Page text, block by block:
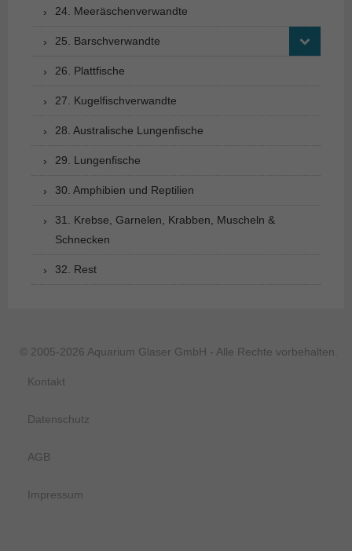
24. Meeräschenverwandte
25. Barschverwandte
26. Plattfische
27. Kugelfischverwandte
28. Australische Lungenfische
29. Lungenfische
30. Amphibien und Reptilien
31. Krebse, Garnelen, Krabben, Muscheln &
Schnecken
32. Rest
© 2005-2026 Aquarium Glaser GmbH - Alle Rechte vorbehalten.
Kontakt
Datenschutz
AGB
Impressum